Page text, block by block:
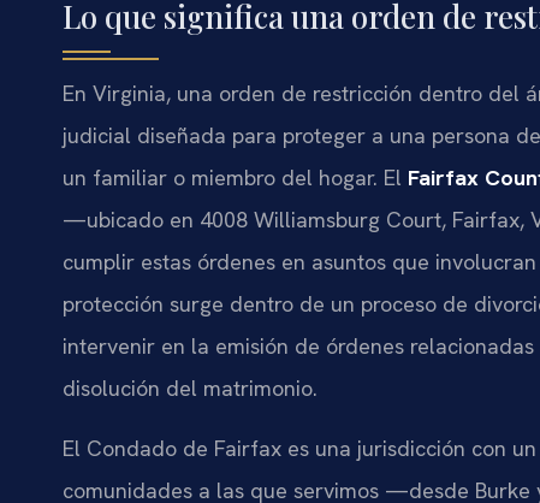
Lo que significa una orden de
En Virginia, una orden de restricción dentro del
judicial diseñada para proteger a una persona
un familiar o miembro del hogar. El Fairfax
—ubicado en 4008 Williamsburg Court,
cumplir estas órdenes en asuntos que
protección surge dentro de un proceso de
intervenir en la emisión de órdenes
disolución del matrimonio.
El Condado de Fairfax es una jurisdicción con
comunidades a las que servimos —desde